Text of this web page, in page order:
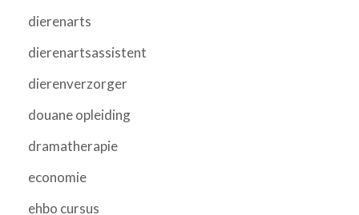
dierenarts
dierenartsassistent
dierenverzorger
douane opleiding
dramatherapie
economie
ehbo cursus